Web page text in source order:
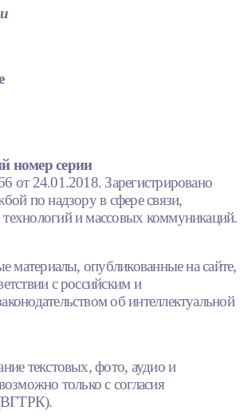
номер серии
24.01.2018. Зарегистрировано
по надзору в сфере связи,
и массовых коммуникаций.
материалы, опубликованные на сайте,
с российским и
об интеллектуальной
текстовых, фото, аудио и
только с согласия
(ВГТРК).